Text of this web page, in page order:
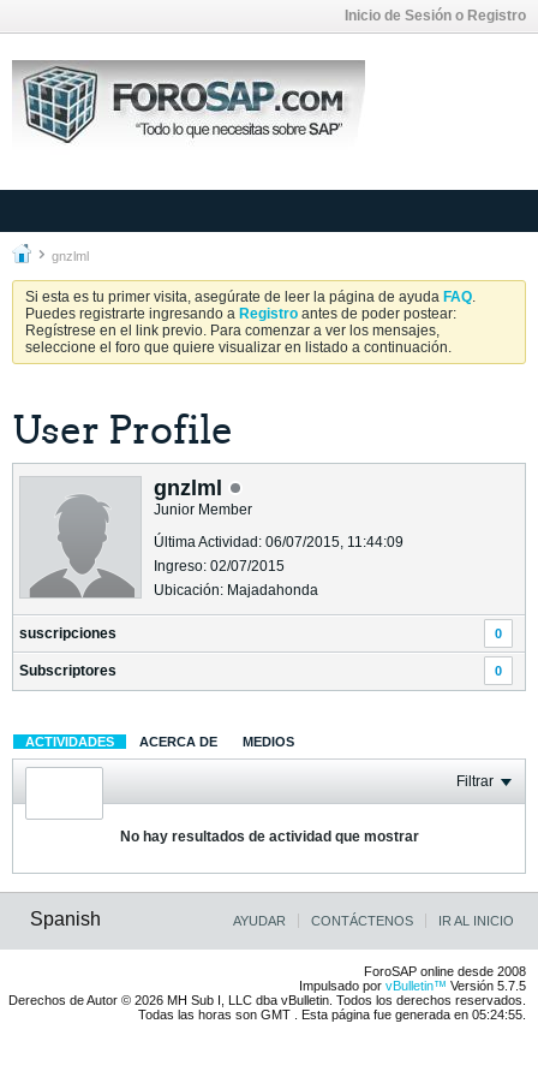
Inicio de Sesión o Registro
gnzlml
Si esta es tu primer visita, asegúrate de leer la página de ayuda FAQ.
Puedes registrarte ingresando a Registro antes de poder postear:
Regístrese en el link previo. Para comenzar a ver los mensajes,
seleccione el foro que quiere visualizar en listado a continuación.
User Profile
gnzlml
Junior Member
Última Actividad: 06/07/2015, 11:44:09
Ingreso: 02/07/2015
Ubicación: Majadahonda
suscripciones 0
Subscriptores 0
ACTIVIDADES ACERCA DE MEDIOS
Filtrar
No hay resultados de actividad que mostrar
Spanish AYUDAR CONTÁCTENOS IR AL INICIO
ForoSAP online desde 2008
Impulsado por vBulletin™ Versión 5.7.5
Derechos de Autor © 2026 MH Sub I, LLC dba vBulletin. Todos los derechos reservados.
Todas las horas son GMT . Esta página fue generada en 05:24:55.